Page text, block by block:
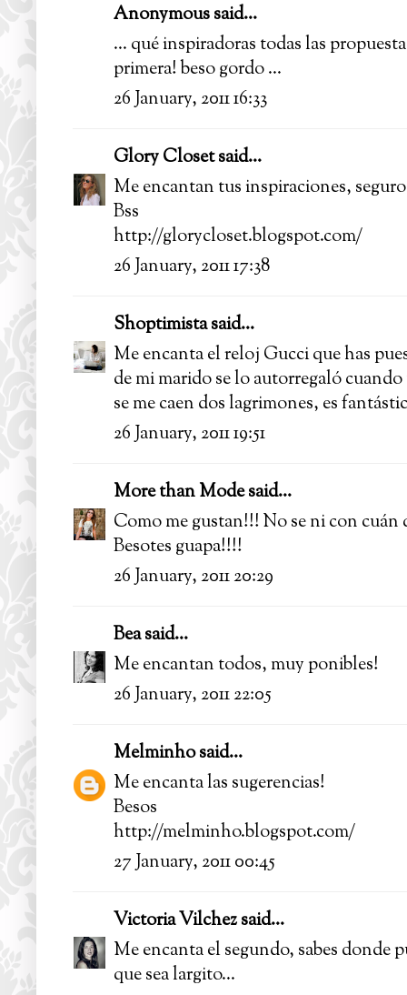
Anonymous said...
... qué inspiradoras todas las
primera! beso gordo ...
26 January, 2011 16:33
Glory Closetsaid...
Me encantan tus inspiraciones,
Bss
http://glorycloset.blogspot.com/
26 January, 2011 17:38
Shoptimistasaid...
Me encanta el reloj Gucci que has
de mi marido se lo autorregaló
se me caen dos lagrimones, es
26 January, 2011 19:51
More than Modesaid...
Como me gustan!!! No se ni con cuán
Besotes guapa!!!!
26 January, 2011 20:29
Beasaid...
Me encantan todos, muy ponibles!
26 January, 2011 22:05
Melminhosaid...
Me encanta las sugerencias!
Besos
http://melminho.blogspot.com/
27 January, 2011 00:45
Victoria Vilchezsaid...
Me encanta el segundo, sabes donde
que sea largito...